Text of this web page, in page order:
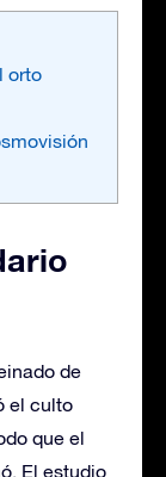
orto
de
el culto
que el
El estudio